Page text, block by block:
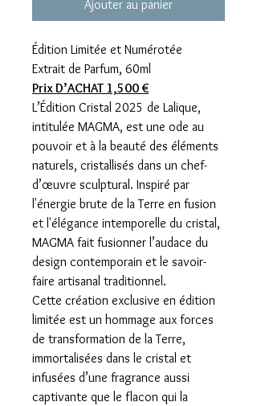
Ajouter au panier
Édition Limitée et Numérotée
Extrait de Parfum, 60ml
Prix D’ACHAT 1,500 €
L’Édition Cristal 2025 de Lalique,
intitulée MAGMA, est une ode au
pouvoir et à la beauté des éléments
naturels, cristallisés dans un chef-
d’œuvre sculptural. Inspiré par
l'énergie brute de la Terre en fusion
et l'élégance intemporelle du cristal,
MAGMA fait fusionner l’audace du
design contemporain et le savoir-
faire artisanal traditionnel.
Cette création exclusive en édition
limitée est un hommage aux forces
de transformation de la Terre,
immortalisées dans le cristal et
infusées d’une fragrance aussi
captivante que le flacon qui la